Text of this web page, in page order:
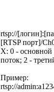
rtsp://
[RTSP порт]/
X: 0 -
поток; 2 -
Пример:
rtsp://